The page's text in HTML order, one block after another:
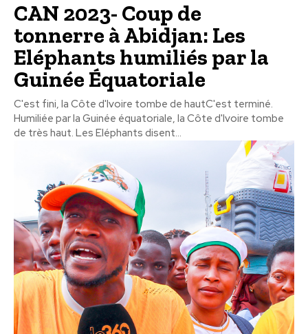
CAN 2023- Coup de
tonnerre à Abidjan: Les
Eléphants humiliés par la
Guinée Équatoriale
C'est fini, la Côte d'Ivoire tombe de hautC'est terminé.
Humiliée par la Guinée équatoriale, la Côte d'Ivoire tombe
de très haut. Les Eléphants disent...